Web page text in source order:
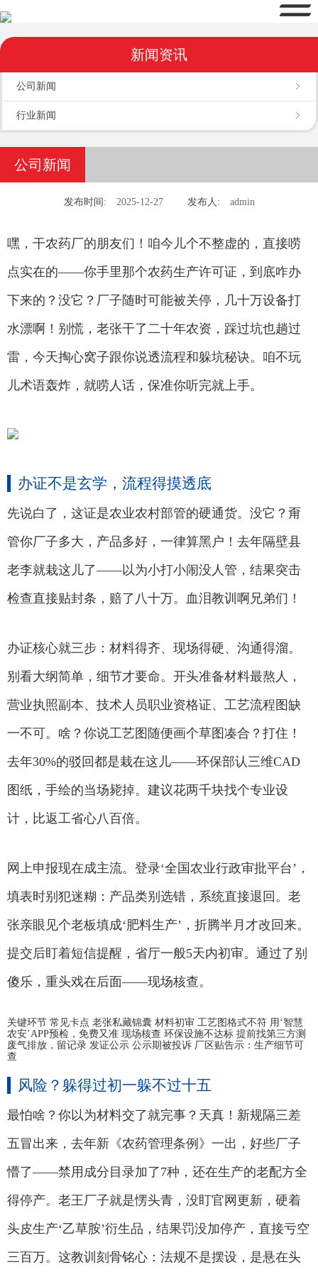
新闻资讯
公司新闻
行业新闻
公司新闻
发布时间: 2025-12-27 发布人: admin
嘿，干农药厂的朋友们！咱今儿个不整虚的，直接唠
点实在的——你手里那个农药生产许可证，到底咋办
下来的？没它？厂子随时可能被关停，几十万设备打
水漂啊！别慌，老张干了二十年农资，踩过坑也趟过
雷，今天掏心窝子跟你说透流程和躲坑秘诀。咱不玩
儿术语轰炸，就唠人话，保准你听完就上手。
办证不是玄学，流程得摸透底
先说白了，这证是农业农村部管的硬通货。没它？甭
管你厂子多大，产品多好，一律算黑户！去年隔壁县
老李就栽这儿了——以为小打小闹没人管，结果突击
检查直接贴封条，赔了八十万。血泪教训啊兄弟们！
办证核心就三步：材料得齐、现场得硬、沟通得溜。
别看大纲简单，细节才要命。开头准备材料最熬人，
营业执照副本、技术人员职业资格证、工艺流程图缺
一不可。啥？你说工艺图随便画个草图凑合？打住！
去年30%的驳回都是栽在这儿——环保部认三维CAD
图纸，手绘的当场毙掉。建议花两千块找个专业设
计，比返工省心八百倍。
网上申报现在成主流。登录‘全国农业行政审批平台’，
填表时别犯迷糊：产品类别选错，系统直接退回。老
张亲眼见个老板填成‘肥料生产’，折腾半月才改回来。
提交后盯着短信提醒，省厅一般5天内初审。通过了别
傻乐，重头戏在后面——现场核查。
关键环节 常见卡点 老张私藏锦囊 材料初审 工艺图格式不符 用‘智慧
农安’APP预检，免费又准 现场核查 环保设施不达标 提前找第三方测
废气排放，留记录 发证公示 公示期被投诉 厂区贴告示：生产细节可
查
风险？躲得过初一躲不过十五
最怕啥？你以为材料交了就完事？天真！新规隔三差
五冒出来，去年新《农药管理条例》一出，好些厂子
懵了——禁用成分目录加了7种，还在生产的老配方全
得停产。老王厂子就是愣头青，没盯官网更新，硬着
头皮生产‘乙草胺’衍生品，结果罚没加停产，直接亏空
三百万。这教训刻骨铭心：法规不是摆设，是悬在头